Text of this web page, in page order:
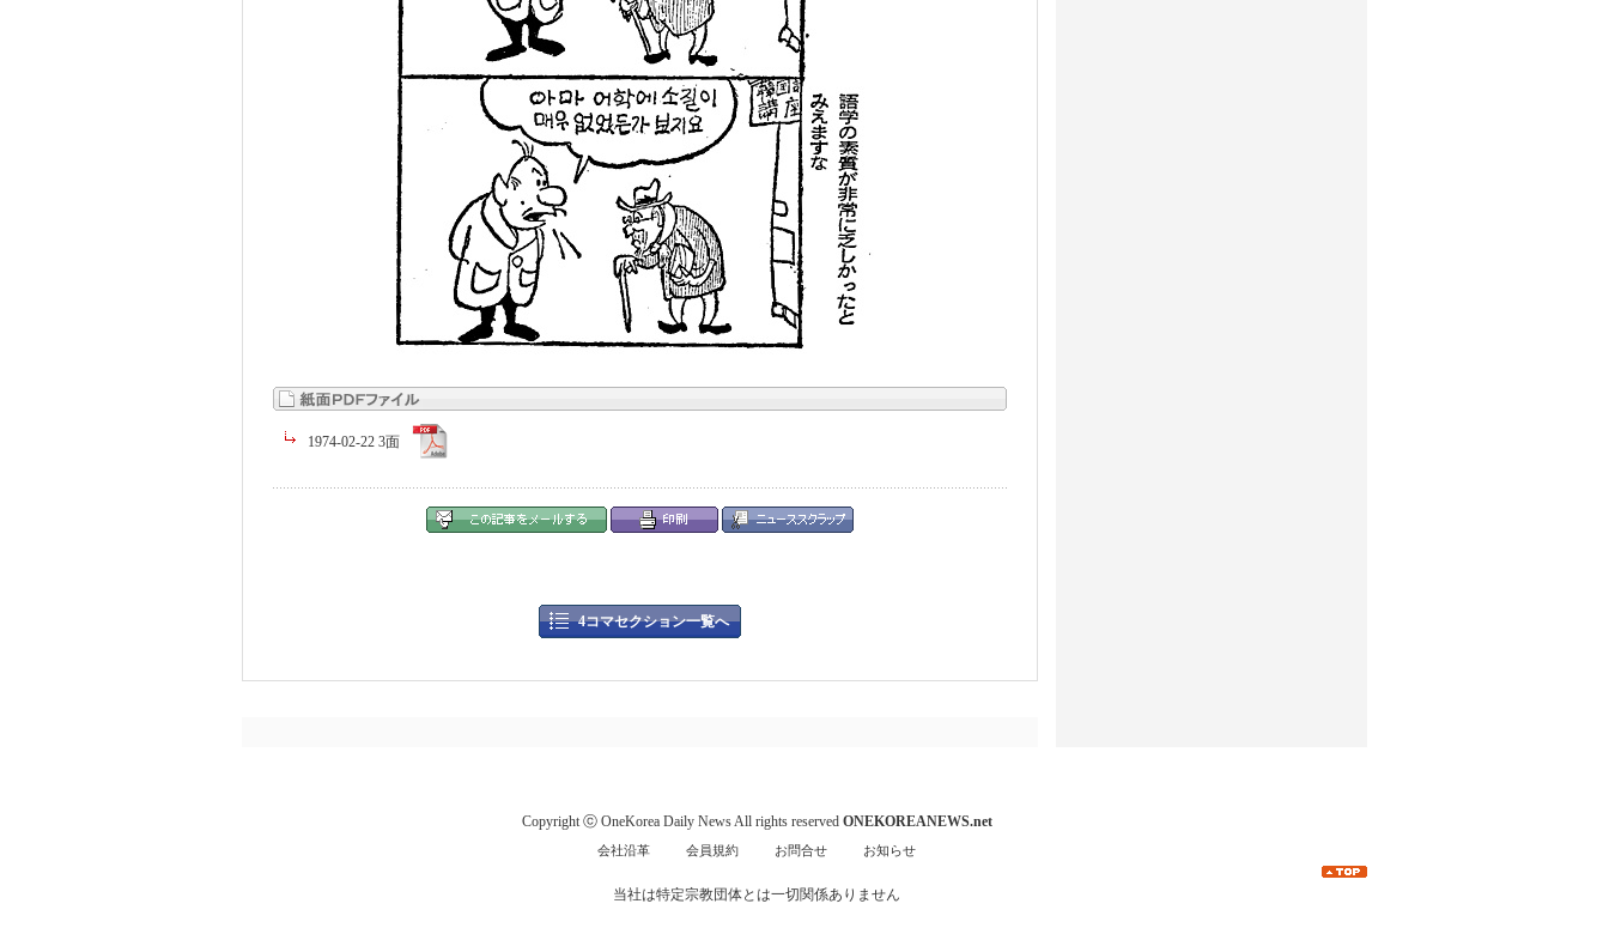
1974-02-22 3面
4コマセクション一覧へ
Copyright ⓒ OneKorea Daily News All rights reserved ONEKOREANEWS.net
会社沿革 会員規約 お問合せ お知らせ
当社は特定宗教団体とは一切関係ありません